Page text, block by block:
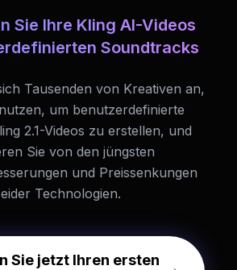
Sie Ihre Kling AI-Videos
Soundtracks
Tausenden von Kreativen an,
um benutzerdefinierte
2.1-Videos zu erstellen, und
Sie von den jüngsten
und Preissenkungen
Technologien.
Sie jetzt Ihren ersten